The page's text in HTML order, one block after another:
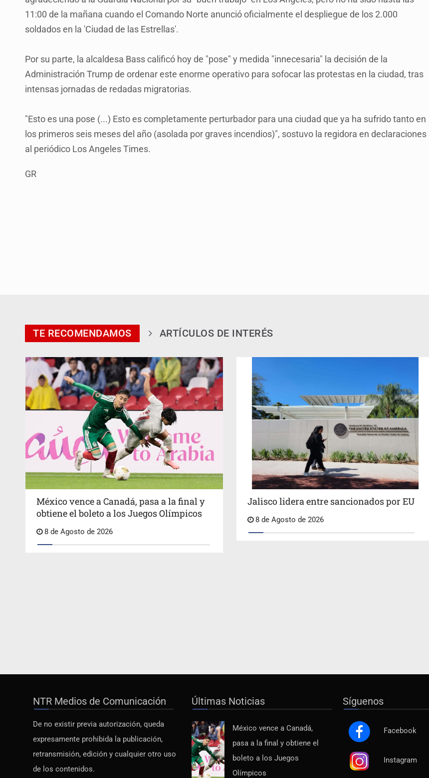
11:00 de la mañana cuando el Comando Norte anunció oficialmente el despliegue de los 2.000
soldados en la 'Ciudad de las Estrellas'.
Por su parte, la alcaldesa Bass calificó hoy de "pose" y medida "innecesaria" la decisión de la
Administración Trump de ordenar este enorme operativo para sofocar las protestas en la ciudad, tras
intensas jornadas de redadas migratorias.
"Esto es una pose (...) Esto es completamente perturbador para una ciudad que ya ha sufrido tanto en
los primeros seis meses del año (asolada por graves incendios)", sostuvo la regidora en declaraciones
al periódico Los Angeles Times.
GR
TE RECOMENDAMOS ARTÍCULOS DE INTERÉS
México vence a Canadá, pasa a la final y
obtiene el boleto a los Juegos Olímpicos
8 de Agosto de 2026
Jalisco lidera entre sancionados por EU
8 de Agosto de 2026
NTR Medios de Comunicación
De no existir previa autorización, queda
expresamente prohibida la publicación,
retransmisión, edición y cualquier otro uso
de los contenidos.
Últimas Noticias
México vence a Canadá,
pasa a la final y obtiene el
boleto a los Juegos
Olímpicos
Síguenos
Facebook
Instagram